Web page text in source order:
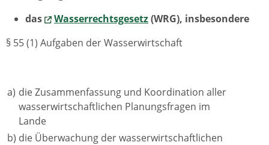
das
Wasserrechtsgesetz(WRG), insbesondere
§ 55 (1) Aufgaben der Wasserwirtschaft
a) die Zusammenfassung und Koordination aller
wasserwirtschaftlichen Planungsfragen im
Lande
b) die Überwachung der wasserwirtschaftlichen